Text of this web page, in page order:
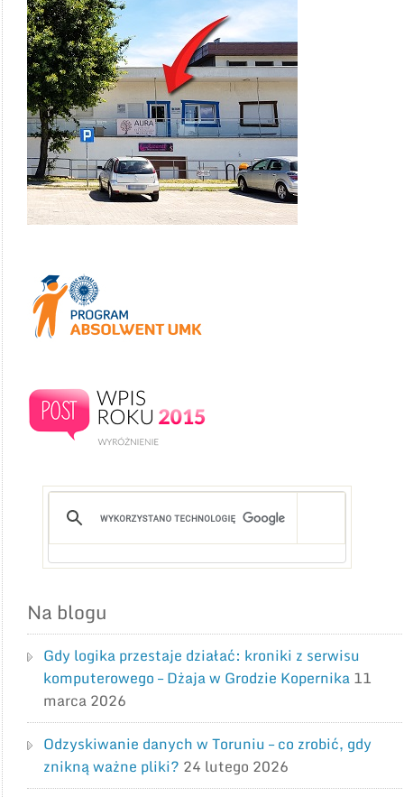
Na blogu
Gdy logika przestaje działać: kroniki z serwisu
komputerowego – Dżaja w Grodzie Kopernika11
marca 2026
Odzyskiwanie danych w Toruniu – co zrobić, gdy
znikną ważne pliki? 24 lutego 2026